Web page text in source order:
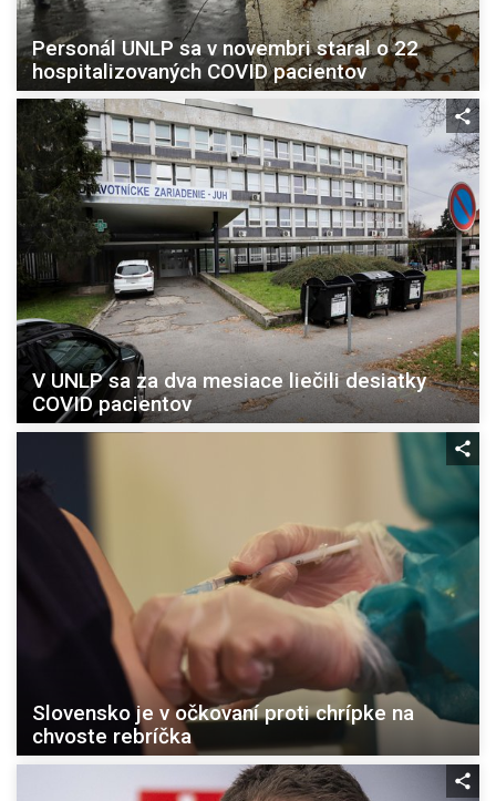
Personál UNLP sa v novembri staral o 22
hospitalizovaných COVID pacientov
V UNLP sa za dva mesiace liečili desiatky
COVID pacientov
Slovensko je v očkovaní proti chrípke na
chvoste rebríčka